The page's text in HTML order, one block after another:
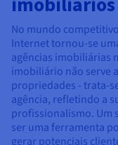
No mundo
Internet tornou-se
agências imobiliárias
imobiliário não serve
propriedades - trata-
agência, refletindo a
profissionalismo. Um
ser uma ferramenta
gerar potenciais